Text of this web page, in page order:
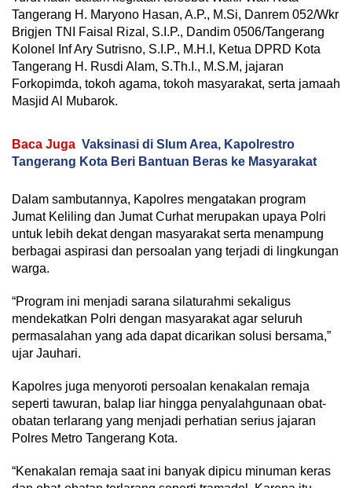
Tangerang H. Maryono Hasan, A.P., M.Si, Danrem 052/Wkr
Brigjen TNI Faisal Rizal, S.I.P., Dandim 0506/Tangerang
Kolonel Inf Ary Sutrisno, S.I.P., M.H.I, Ketua DPRD Kota
Tangerang H. Rusdi Alam, S.Th.I., M.S.M, jajaran
Forkopimda, tokoh agama, tokoh masyarakat, serta jamaah
Masjid Al Mubarok.
Baca Juga Vaksinasi di Slum Area, Kapolrestro
Tangerang Kota Beri Bantuan Beras ke Masyarakat
Dalam sambutannya, Kapolres mengatakan program
Jumat Keliling dan Jumat Curhat merupakan upaya Polri
untuk lebih dekat dengan masyarakat serta menampung
berbagai aspirasi dan persoalan yang terjadi di lingkungan
warga.
“Program ini menjadi sarana silaturahmi sekaligus
mendekatkan Polri dengan masyarakat agar seluruh
permasalahan yang ada dapat dicarikan solusi bersama,”
ujar Jauhari.
Kapolres juga menyoroti persoalan kenakalan remaja
seperti tawuran, balap liar hingga penyalahgunaan obat-
obatan terlarang yang menjadi perhatian serius jajaran
Polres Metro Tangerang Kota.
“Kenakalan remaja saat ini banyak dipicu minuman keras